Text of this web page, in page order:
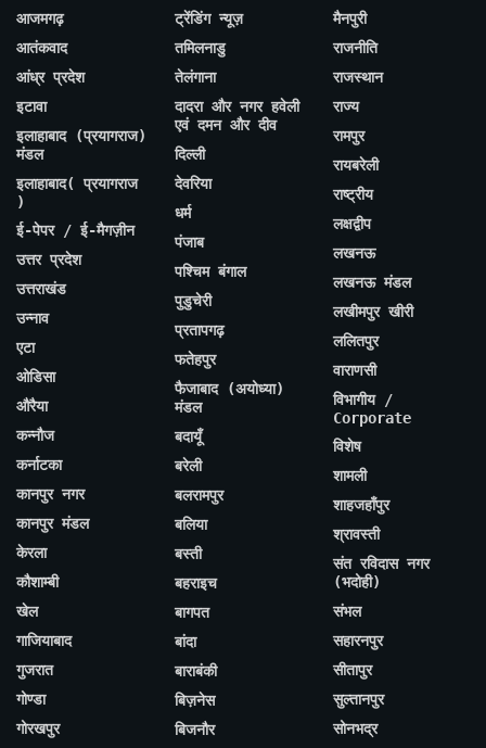
आजमगढ़
आतंकवाद
आंध्र प्रदेश
इटावा
इलाहाबाद (प्रयागराज)
मंडल
इलाहाबाद( प्रयागराज
)
ई-पेपर / ई-मैगज़ीन
उत्तर प्रदेश
उत्तराखंड
उन्नाव
एटा
ओडिसा
औरैया
कन्नौज
कर्नाटका
कानपुर नगर
कानपुर मंडल
केरला
कौशाम्बी
खेल
गाजियाबाद
गुजरात
गोण्डा
गोरखपुर
ट्रेंडिंग न्यूज़
तमिलनाडु
तेलंगाना
दादरा और नगर हवेली
एवं दमन और दीव
दिल्ली
देवरिया
धर्म
पंजाब
पश्चिम बंगाल
पुडुचेरी
प्रतापगढ़
फतेहपुर
फैजाबाद (अयोध्या)
मंडल
बदायूँ
बरेली
बलरामपुर
बलिया
बस्ती
बहराइच
बागपत
बांदा
बाराबंकी
बिज़नेस
बिजनौर
मैनपुरी
राजनीति
राजस्थान
राज्य
रामपुर
रायबरेली
राष्ट्रीय
लक्षद्वीप
लखनऊ
लखनऊ मंडल
लखीमपुर खीरी
ललितपुर
वाराणसी
विभागीय /
Corporate
विशेष
शामली
शाहजहाँपुर
श्रावस्ती
संत रविदास नगर
(भदोही)
संभल
सहारनपुर
सीतापुर
सुल्तानपुर
सोनभद्र